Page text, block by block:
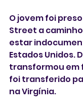
O jovem foi
Street a
estar
Estados Unidos.
transformou em
foi transferido
na Virgínia.